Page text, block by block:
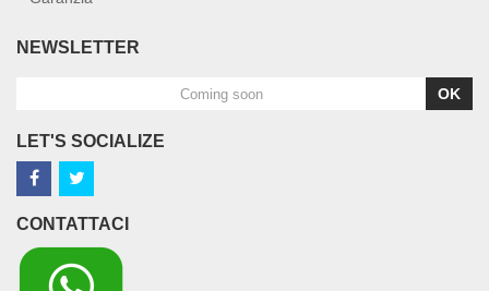
NEWSLETTER
OK
LET'S SOCIALIZE
CONTATTACI